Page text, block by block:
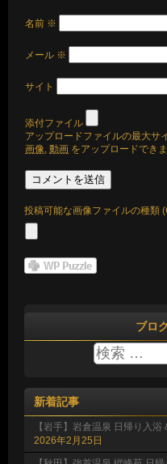
名前 ※
メール ※
サイト
添付ファイル
アップロードファイルの最大サ
画像,動画 をアップロードできま
投稿可能な画像ファイルの種類
ブロ
新着記事
【岩手】岩倉温泉 日帰り入
2026年2月25日